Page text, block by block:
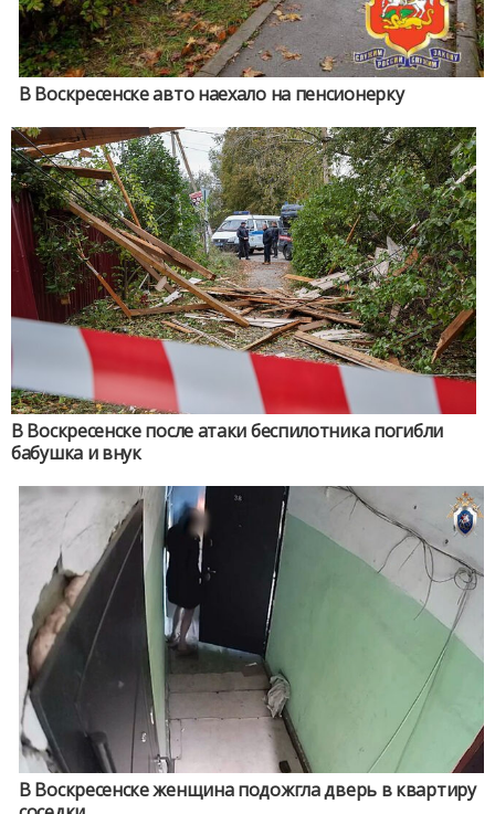
В Воскресенске авто наехало на пенсионерку
В Воскресенске после атаки беспилотника погибли
бабушка и внук
В Воскресенске женщина подожгла дверь в квартиру